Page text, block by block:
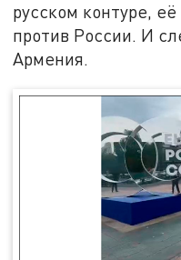
русском контуре,
против России. И
Армения.